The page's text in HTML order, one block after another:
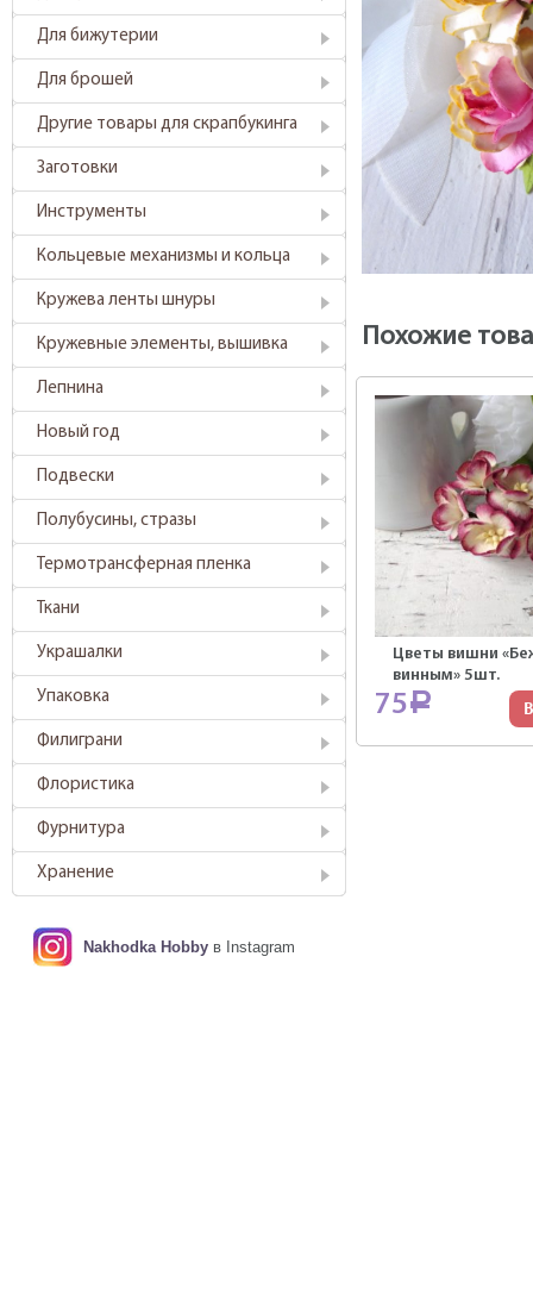
Для бижутерии
Для брошей
Другие товары для скрапбукинга
Заготовки
Инструменты
Кольцевые механизмы и кольца
Кружева ленты шнуры
Кружевные элементы, вышивка
Лепнина
Новый год
Подвески
Полубусины, стразы
Термотрансферная пленка
Ткани
Украшалки
Упаковка
Филиграни
Флористика
Фурнитура
Хранение
Nakhodka Hobby в Instagram
Похожие
Цветы вишни
винным» 5шт.
75Р